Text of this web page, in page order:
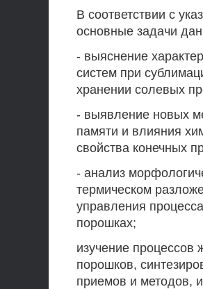
В соответствии с
основные задачи
- выяснение
систем при
хранении солевых
- выявление новых
памяти и влияния
свойства конечных
- анализ
термическом
управления
порошках;
изучение процессов
порошков,
приемов и методов,